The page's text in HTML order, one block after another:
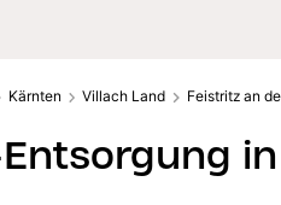
Kärnten Villach Land Feistritz an